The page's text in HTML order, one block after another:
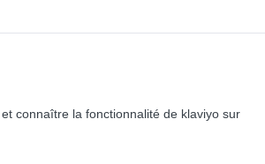
des robots.Cependant, nous craignons que
pas exclure de véritables clients ?
connaître la fonctionnalité de klaviyo sur